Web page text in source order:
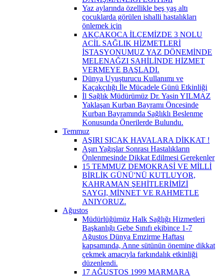
Yaz aylarında özellikle beş yaş altı
çocuklarda görülen ishalli hastalıkları
önlemek için
AKÇAKOCA İLÇEMİZDE 3 NOLU
ACİL SAĞLIK HİZMETLERİ
İSTASYONUMUZ YAZ DÖNEMİNDE
MELENAĞZI SAHİLİNDE HİZMET
VERMEYE BAŞLADI.
Dünya Uyuşturucu Kullanımı ve
Kaçakçılığı İle Mücadele Günü Etkinliği
İl Sağlık Müdürümüz Dr. Yasin YILMAZ
Yaklaşan Kurban Bayramı Öncesinde
Kurban Bayramında Sağlıklı Beslenme
Konusunda Önerilerde Bulundu.
Temmuz
AŞIRI SICAK HAVALARA DİKKAT !
Aşırı Yağışlar Sonrası Hastalıkların
Önlenmesinde Dikkat Edilmesi Gerekenler
15 TEMMUZ DEMOKRASİ VE MİLLİ
BİRLİK GÜNÜ'NÜ KUTLUYOR,
KAHRAMAN ŞEHİTLERİMİZİ
SAYGI, MİNNET VE RAHMETLE
ANIYORUZ.
Ağustos
Müdürlüğümüz Halk Sağlığı Hizmetleri
Başkanlığı Gebe Sınıfı ekibince 1-7
Ağustos Dünya Emzirme Haftası
kapsamında, Anne sütünün önemine dikkat
çekmek amacıyla farkındalık etkinliği
düzenlendi.
17 AĞUSTOS 1999 MARMARA